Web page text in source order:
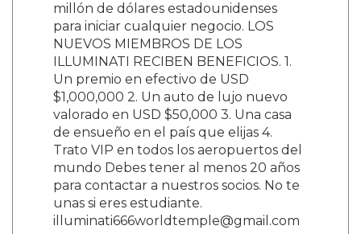
millón de dólares estadounidenses
para iniciar cualquier negocio. LOS
NUEVOS MIEMBROS DE LOS
ILLUMINATI RECIBEN BENEFICIOS. 1.
Un premio en efectivo de USD
$1,000,000 2. Un auto de lujo nuevo
valorado en USD $50,000 3. Una casa
de ensueño en el país que elijas 4.
Trato VIP en todos los aeropuertos del
mundo Debes tener al menos 20 años
para contactar a nuestros socios. No te
unas si eres estudiante.
illuminati666worldtemple@gmail.com